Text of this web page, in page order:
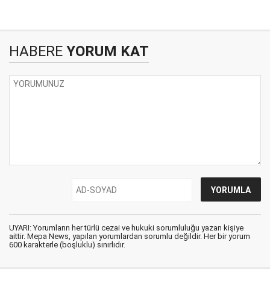
HABERE YORUM KAT
UYARI: Yorumların her türlü cezai ve hukuki sorumluluğu yazan kişiye
aittir. Mepa News, yapılan yorumlardan sorumlu değildir. Her bir yorum
600 karakterle (boşluklu) sınırlıdır.